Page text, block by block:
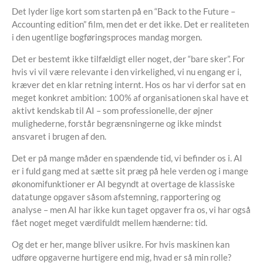
Det lyder lige kort som starten på en “Back to the Future –
Accounting edition” film, men det er det ikke. Det er realiteten
i den ugentlige bogføringsproces mandag morgen.
Det er bestemt ikke tilfældigt eller noget, der “bare sker”. For
hvis vi vil være relevante i den virkelighed, vi nu engang er i,
kræver det en klar retning internt. Hos os har vi derfor sat en
meget konkret ambition: 100% af organisationen skal have et
aktivt kendskab til AI – som professionelle, der øjner
mulighederne, forstår begrænsningerne og ikke mindst
ansvaret i brugen af den.
Det er på mange måder en spændende tid, vi befinder os i. AI
er i fuld gang med at sætte sit præg på hele verden og i mange
økonomifunktioner er AI begyndt at overtage de klassiske
datatunge opgaver såsom afstemning, rapportering og
analyse – men AI har ikke kun taget opgaver fra os, vi har også
fået noget meget værdifuldt mellem hænderne: tid.
Og det er her, mange bliver usikre. For hvis maskinen kan
udføre opgaverne hurtigere end mig, hvad er så min rolle?